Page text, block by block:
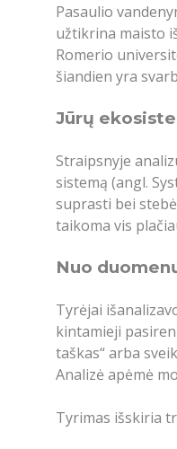
Pasaulio
užtikrina maisto
Romerio
šiandien yra
Jūrų
Straipsnyje
sistemą (angl.
suprasti bei
taikoma vis
Nuo
Tyrėjai
kintamieji
taškas“ arba
Analizė apėmė
Tyrimas išskiria